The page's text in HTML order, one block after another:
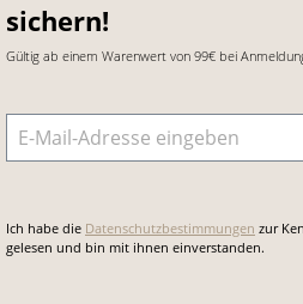
sichern!
Gültig ab einem Warenwert von 99€ bei
E-Mail-Adresse
Ich habe die Datenschutzbestimmungen zur
gelesen und bin mit ihnen einverstanden.